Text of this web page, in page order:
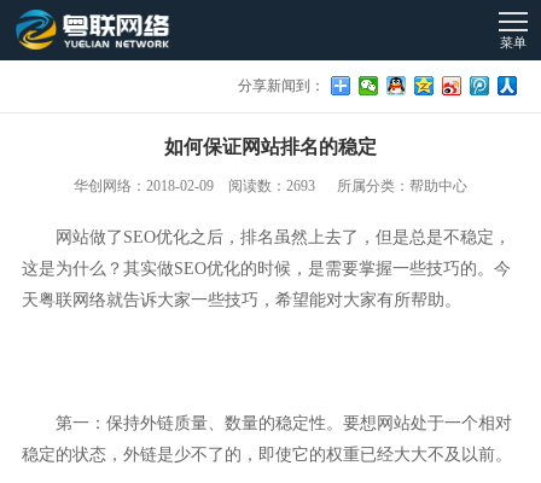
菜单
分享新闻到：
如何保证网站排名的稳定
华创网络：2018-02-09 阅读数：2693 所属分类：帮助中心
网站做了SEO优化之后，排名虽然上去了，但是总是不稳定，
这是为什么？其实做SEO优化的时候，是需要掌握一些技巧的。今
天粤联网络就告诉大家一些技巧，希望能对大家有所帮助。
第一：保持外链质量、数量的稳定性。要想网站处于一个相对
稳定的状态，外链是少不了的，即使它的权重已经大大不及以前。